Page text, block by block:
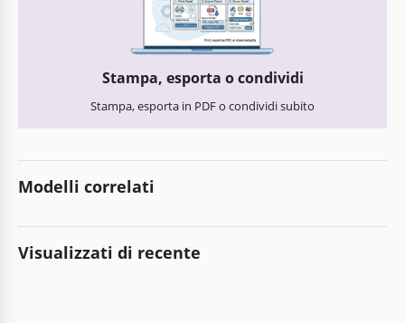
Stampa, esporta o condividi
Stampa, esporta in PDF o condividi subito
Modelli correlati
Visualizzati di recente